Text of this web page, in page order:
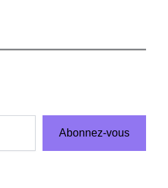
Abonnez-vous